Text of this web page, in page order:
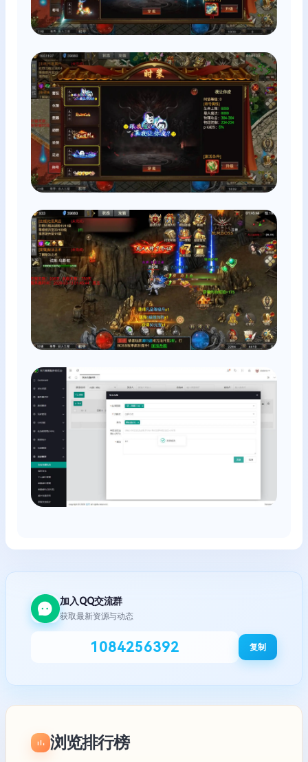
加入QQ交流群
获取最新资源与动态
1084256392 复制
浏览排行榜